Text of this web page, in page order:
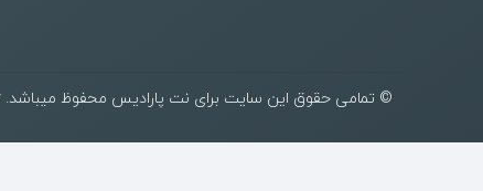
© تمامی حقوق این سایت برای نت پارادیس محفوظ میباشد. 1396 - ۱۴۰۵